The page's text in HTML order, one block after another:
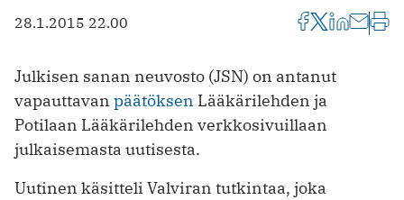
28.1.2015 22.00
Julkisen sanan neuvosto (JSN) on antanut
vapauttavan päätöksen Lääkärilehden ja
Potilaan Lääkärilehden verkkosivuillaan
julkaisemasta uutisesta.
Uutinen käsitteli Valviran tutkintaa, joka